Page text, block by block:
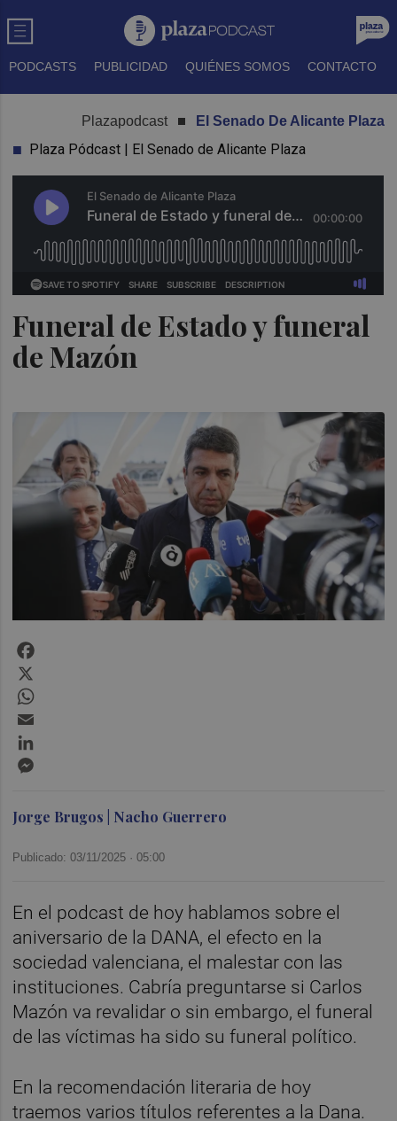
PODCASTS PUBLICIDAD QUIÉNES SOMOS CONTACTO
Plazapodcast El Senado De Alicante Plaza
Funeral de Estado y funeral
de Mazón
Plaza Pódcast | El Senado de Alicante Plaza
Jorge Brugos | Nacho Guerrero
Publicado: 03/11/2025 ·05:00
En el podcast de hoy hablamos sobre el
aniversario de la DANA, el efecto en la
sociedad valenciana, el malestar con las
instituciones. Cabría preguntarse si Carlos
Mazón va revalidar o sin embargo, el funeral
de las víctimas ha sido su funeral político.
En la recomendación literaria de hoy
traemos varios títulos referentes a la Dana.